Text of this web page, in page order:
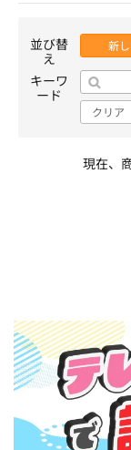
並び替
え
新
キーワ
ード
クリア
現在、